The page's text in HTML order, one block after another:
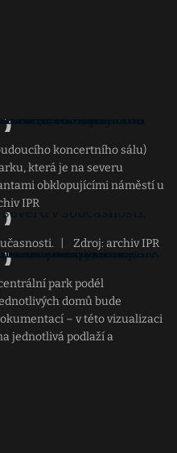
koncertního sálu)
která je na severu
obklopujícími náměstí u
IPR
Zdroj: archiv IPR
park podél
domů bude
– v této vizualizaci
jednotlivá podlaží a